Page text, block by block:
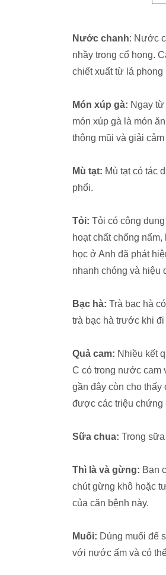
Nước chanh: Nước
nhầy trong cổ họng.
chiết xuất từ lá phong
Món xúp gà: Ngay
món xúp gà là món
thông mũi và giải
Mù tạt: Mù tạt có tác
phổi.
Tỏi: Tỏi có công
hoạt chất chống
học ở Anh đã phát
nhanh chóng và hiệu
Bạc hà: Trà bạc hà
trà bạc hà trước khi
Quả cam: Nhiều kết
C có trong nước cam
gần đây còn cho
được các triệu chứng
Sữa chua: Trong
Thì là và gừng: Bạn
chút gừng khô hoặc
của căn bệnh này.
Muối: Dùng muối để
với nước ấm và có